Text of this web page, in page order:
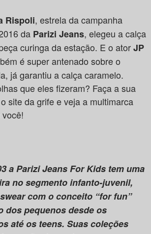
Rispoli, estrela da campanha
da Parizi Jeans, elegeu a calça
curinga da estação. E o atorJP
é super antenado sobre o
já garantiu a calça caramelo.
que eles fizeram? Faça a sua
site da grife e veja a multimarca
a Parizi Jeans For Kids tem uma
no segmento infanto-juvenil,
com o conceito “for fun”
dos pequenos desde os
até os teens. Suas coleções